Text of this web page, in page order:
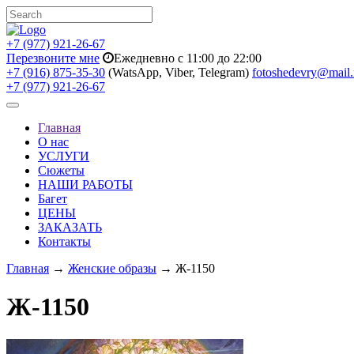
+7 (977) 921-26-67
Перезвоните мне
Ежедневно с 11:00 до 22:00
+7 (916) 875-35-30 (WatsApp, Viber, Telegram)
+7 (977) 921-26-67
Toggle
navigationГлавная
О нас
УСЛУГИ
Сюжеты
НАШИ РАБОТЫ
Багет
ЦЕНЫ
ЗАКАЗАТЬ
Контакты
Главная → Женские образы → Ж-1150
Ж-1150